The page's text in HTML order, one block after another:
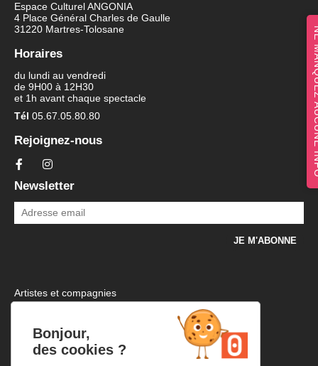
NE
Espace Culturel ANGONIA
4 Place Général Charles de Gaulle
31220 Martres-Tolosane
Horaires
du lundi au vendredi
de 9H00 à 12H30
et 1h avant chaque spectacle
Tél 05.67.05.80.80
Rejoignez-nous
Newsletter
Artistes et compagnies
Mentions légales et politique de confidentialité
Infos pratiques
Bonjour,
des cookies ?